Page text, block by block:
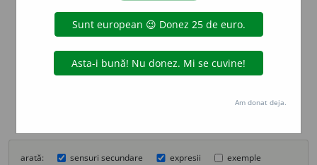
info
Aceste definiții sunt compilate de
echipa dexonline. Definițiile
originale se află pe filadefiniții.
Puteți reordona filele pe pagina de
arată: sensuri secundare expresii
exemple
Am donat deja.